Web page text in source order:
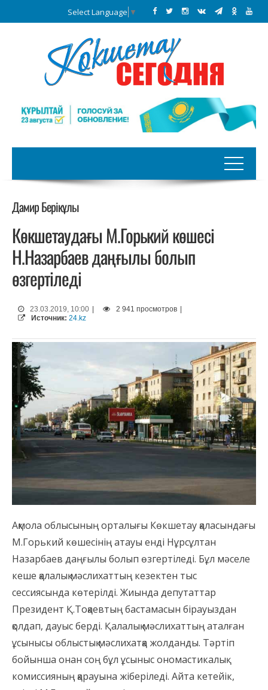
Select Language ▼
Дамир Берікұлы
Көкшетаудағы М.Горький көшесі
Н.Назарбаев даңғылы болып
өзгертіледі
23.03.2019, 10:00 2 941 просмотров
Источник: 24.kz
Ақмола облысының орталығы Көкшетау қаласындағы
М.Горький көшесінің атауы енді Нұрсұлтан
Назарбаев даңғылы болып өзгертіледі. Бұл мәселе
кеше қалалық мәслихаттың кезектен тыс
сессиясында көтерілді. Жиында депутаттар
Президент Қ.Тоқаевтың бастамасын бірауыздан
қолдап, дауыс берді. Қалалық мәслихаттың аталған
ұсынысы облыстық мәслихатқа жолданды. Тәртіп
бойынша онан соң бұл ұсыныс ономастикалық
комиссияның қарауына жіберіледі. Айта кетейік,